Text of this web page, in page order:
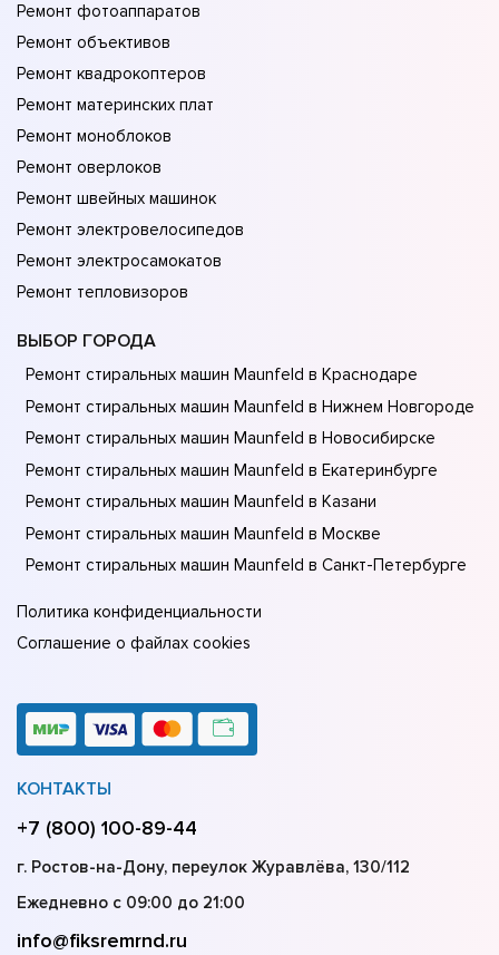
Ремонт фотоаппаратов
Ремонт объективов
Ремонт квадрокоптеров
Ремонт материнских плат
Ремонт моноблоков
Ремонт оверлоков
Ремонт швейных машинок
Ремонт электровелосипедов
Ремонт электросамокатов
Ремонт тепловизоров
ВЫБОР ГОРОДА
Ремонт стиральных машин Maunfeld в Краснодаре
Ремонт стиральных машин Maunfeld в Нижнем Новгороде
Ремонт стиральных машин Maunfeld в Новосибирске
Ремонт стиральных машин Maunfeld в Екатеринбурге
Ремонт стиральных машин Maunfeld в Казани
Ремонт стиральных машин Maunfeld в Москве
Ремонт стиральных машин Maunfeld в Санкт-Петербурге
Политика конфиденциальности
Соглашение о файлах cookies
КОНТАКТЫ
+7 (800) 100-89-44
г. Ростов-на-Дону, переулок Журавлёва, 130/112
Ежедневно с 09:00 до 21:00
info@fiksremrnd.ru